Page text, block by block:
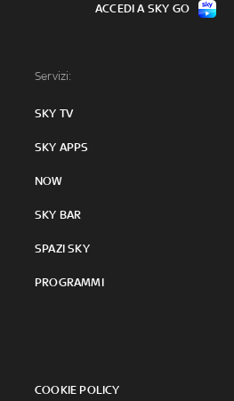
Servizi:
SKY TV
SKY APPS
NOW
SKY BAR
SPAZI SKY
PROGRAMMI
COOKIE POLICY
ACCEDI A SKY GO